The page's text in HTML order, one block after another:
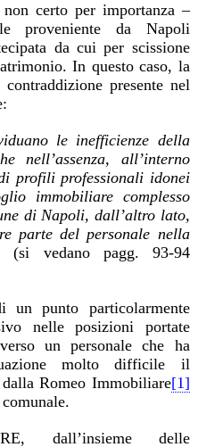
certo per importanza –
proveniente da Napoli
da cui per scissione
In questo caso, la
presente nel
le inefficienze della
nell’assenza, all’interno
profili professionali idonei
immobiliare complesso
di Napoli, dall’altro lato,
parte del personale nella
(si vedano pagg. 93-94
punto particolarmente
nelle posizioni portate
un personale che ha
molto difficile il
Romeo Immobiliare[1]
dall’insieme delle